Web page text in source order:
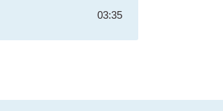
03:35